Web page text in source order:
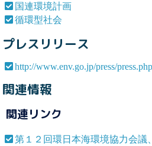
国連環境計画
循環型社会
プレスリリース
http://www.env.go.jp/press/
関連情報
関連リンク
第１２回環日本海環境協力会議